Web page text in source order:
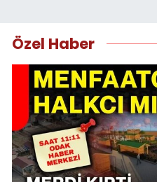
Özel Haber